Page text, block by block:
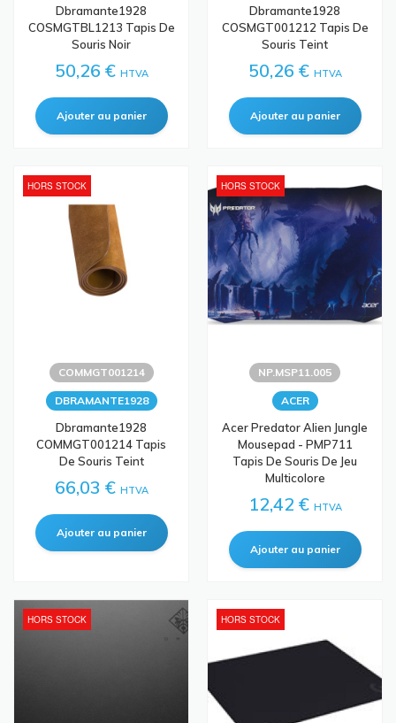
Dbramante1928
COSMGTBL1213 Tapis De
Souris Noir
50,26 € HTVA
Dbramante1928
COSMGT001212 Tapis De
Souris Teint
50,26 € HTVA
HORS STOCK
COMMGT001214
DBRAMANTE1928
Dbramante1928
COMMGT001214 Tapis
De Souris Teint
66,03 € HTVA
HORS STOCK
NP.MSP11.005
ACER
Acer Predator Alien Jungle
Mousepad - PMP711
Tapis De Souris De Jeu
Multicolore
12,42 € HTVA
HORS STOCK HORS STOCK